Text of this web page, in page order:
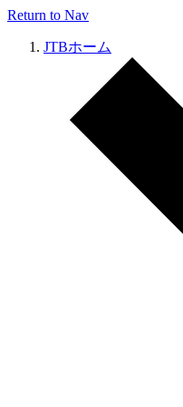
Return to Nav
JTBホーム